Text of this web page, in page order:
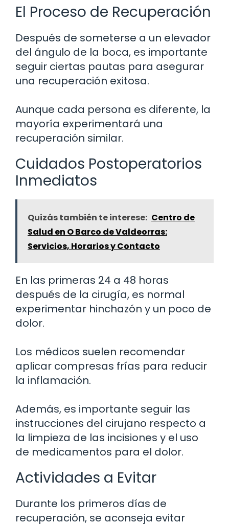
El Proceso de Recuperación
Después de someterse a un elevador
del ángulo de la boca, es importante
seguir ciertas pautas para asegurar
una recuperación exitosa.
Aunque cada persona es diferente, la
mayoría experimentará una
recuperación similar.
Cuidados Postoperatorios
Inmediatos
Quizás también te interese: Centro de
Salud en O Barco de Valdeorras:
Servicios, Horarios y Contacto
En las primeras 24 a 48 horas
después de la cirugía, es normal
experimentar hinchazón y un poco de
dolor.
Los médicos suelen recomendar
aplicar compresas frías para reducir
la inflamación.
Además, es importante seguir las
instrucciones del cirujano respecto a
la limpieza de las incisiones y el uso
de medicamentos para el dolor.
Actividades a Evitar
Durante los primeros días de
recuperación, se aconseja evitar